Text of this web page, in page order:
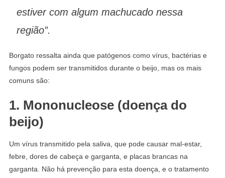
estiver com algum machucado nessa
região”.
Borgato ressalta ainda que patógenos como vírus, bactérias e
fungos podem ser transmitidos durante o beijo, mas os mais
comuns são:
1. Mononucleose (doença do
beijo)
Um vírus transmitido pela saliva, que pode causar mal-estar,
febre, dores de cabeça e garganta, e placas brancas na
garganta. Não há prevenção para esta doença, e o tratamento